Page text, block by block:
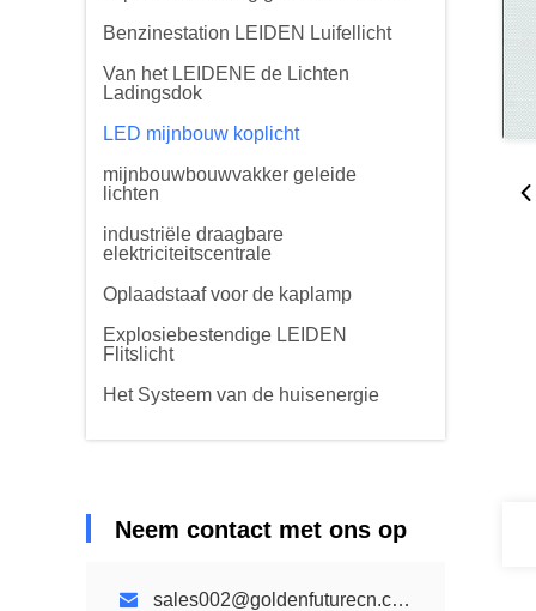
Benzinestation LEIDEN Luifellicht
Van het LEIDENE de Lichten
Ladingsdok
LED mijnbouw koplicht
mijnbouwbouwvakker geleide
lichten
industriële draagbare
elektriciteitscentrale
Oplaadstaaf voor de kaplamp
Explosiebestendige LEIDEN
Flitslicht
Het Systeem van de huisenergie
Neem contact met ons op
sales002@goldenfuturecn.com